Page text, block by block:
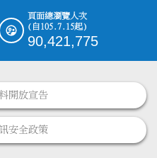
頁面總瀏覽人次
(自105.7.15起)
90,421,775
開放宣告
安全政策